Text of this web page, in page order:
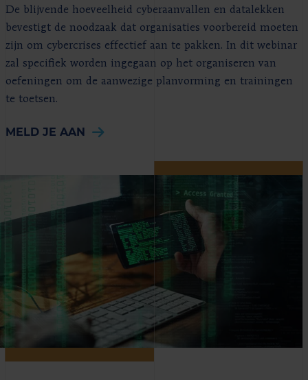
De blijvende hoeveelheid cyberaanvallen en datalekken
bevestigt de noodzaak dat organisaties voorbereid moeten
zijn om cybercrises effectief aan te pakken. In dit webinar
zal specifiek worden ingegaan op het organiseren van
oefeningen om de aanwezige planvorming en trainingen
te toetsen.
MELD JE AAN